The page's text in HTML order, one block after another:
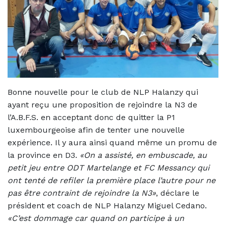
Bonne nouvelle pour le club de NLP Halanzy qui
ayant reçu une proposition de rejoindre la N3 de
l’A.B.F.S. en acceptant donc de quitter la P1
luxembourgeoise afin de tenter une nouvelle
expérience. Il y aura ainsi quand même un promu de
la province en D3. «On a assisté, en embuscade, au
petit jeu entre ODT Martelange et FC Messancy qui
ont tenté de refiler la première place l’autre pour ne
pas être contraint de rejoindre la N3», déclare le
président et coach de NLP Halanzy Miguel Cedano.
«C’est dommage car quand on participe à un